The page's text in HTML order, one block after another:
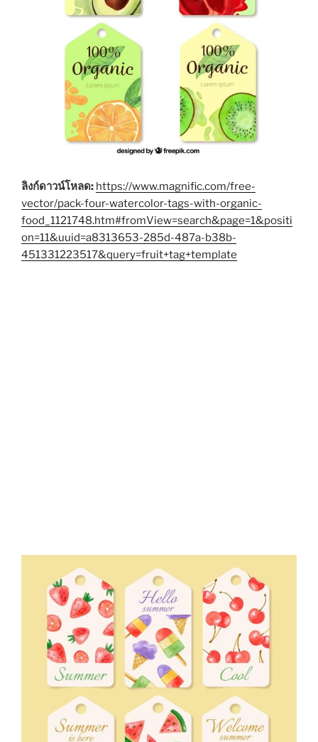
ลิงก์ดาวน์โหลด: https://www.magnific.com/free-
vector/pack-four-watercolor-tags-with-organic-
food_1121748.htm#fromView=search&page=1&positi
on=11&uuid=a8313653-285d-487a-b38b-
451331223517&query=fruit+tag+template